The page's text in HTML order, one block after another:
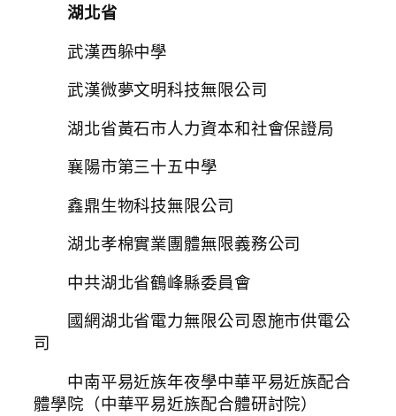
湖北省
武漢西躲中學
武漢微夢文明科技無限公司
湖北省黃石市人力資本和社會保證局
襄陽市第三十五中學
鑫鼎生物科技無限公司
湖北孝棉實業團體無限義務公司
中共湖北省鶴峰縣委員會
國網湖北省電力無限公司恩施市供電公
司
中南平易近族年夜學中華平易近族配合
體學院（中華平易近族配合體研討院）